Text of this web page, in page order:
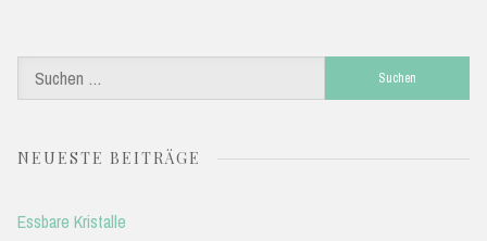
nach:
NEUESTE BEITRÄGE
Essbare Kristalle